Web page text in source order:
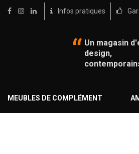
Infos pratiques
Un magasin
design,
MEUBLES DE COMPLÉMENT